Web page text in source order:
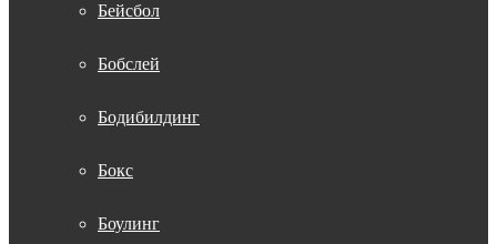
Бейсбол
Бобслей
Бодибилдинг
Бокс
Боулинг